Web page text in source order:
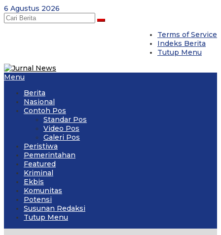
Skip
to
content
6 Agustus 2026
Terms of Service
Indeks Berita
Tutup Menu
Menu
Berita
Nasional
Contoh Pos
Standar Pos
Video Pos
Galeri Pos
Peristiwa
Pemerintahan
Featured
Kriminal
Ekbis
Komunitas
Potensi
Susunan Redaksi
Tutup Menu